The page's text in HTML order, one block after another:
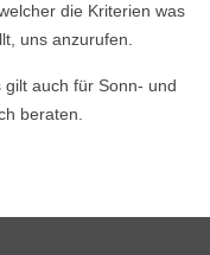
die Kriterien was
uns anzurufen.
auch für Sonn- und
beraten.